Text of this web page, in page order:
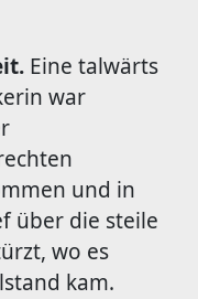
Eine talwärts
war
und in
über die steile
wo es
kam.